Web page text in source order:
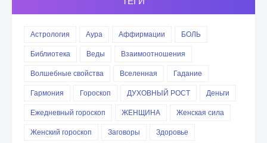
Астрология Аура Аффирмации
БОЛЬ
Библиотека
Веды
Взаимоотношения
Волшебные свойства
Вселенная
Гадание
Гармония
Гороскоп ДУХОВНЫЙ РОСТ
Деньги
Ежедневный гороскоп
ЖЕНЩИНА
Женская сила
Женский гороскоп
Заговоры
Здоровье